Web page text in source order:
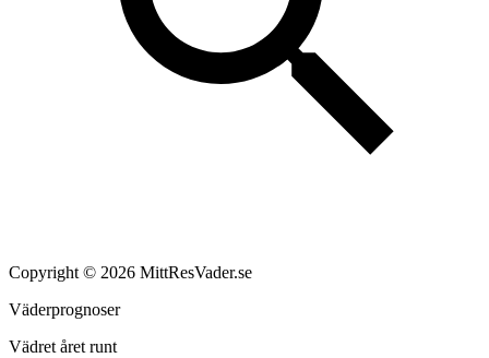
Copyright © 2026 MittResVader.se
Väderprognoser
Vädret året runt